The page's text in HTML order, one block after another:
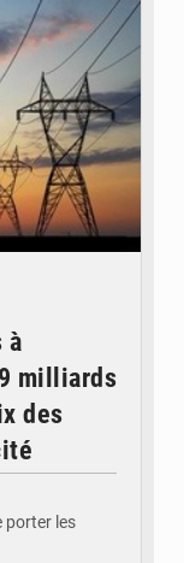
à
milliards
des
porter les